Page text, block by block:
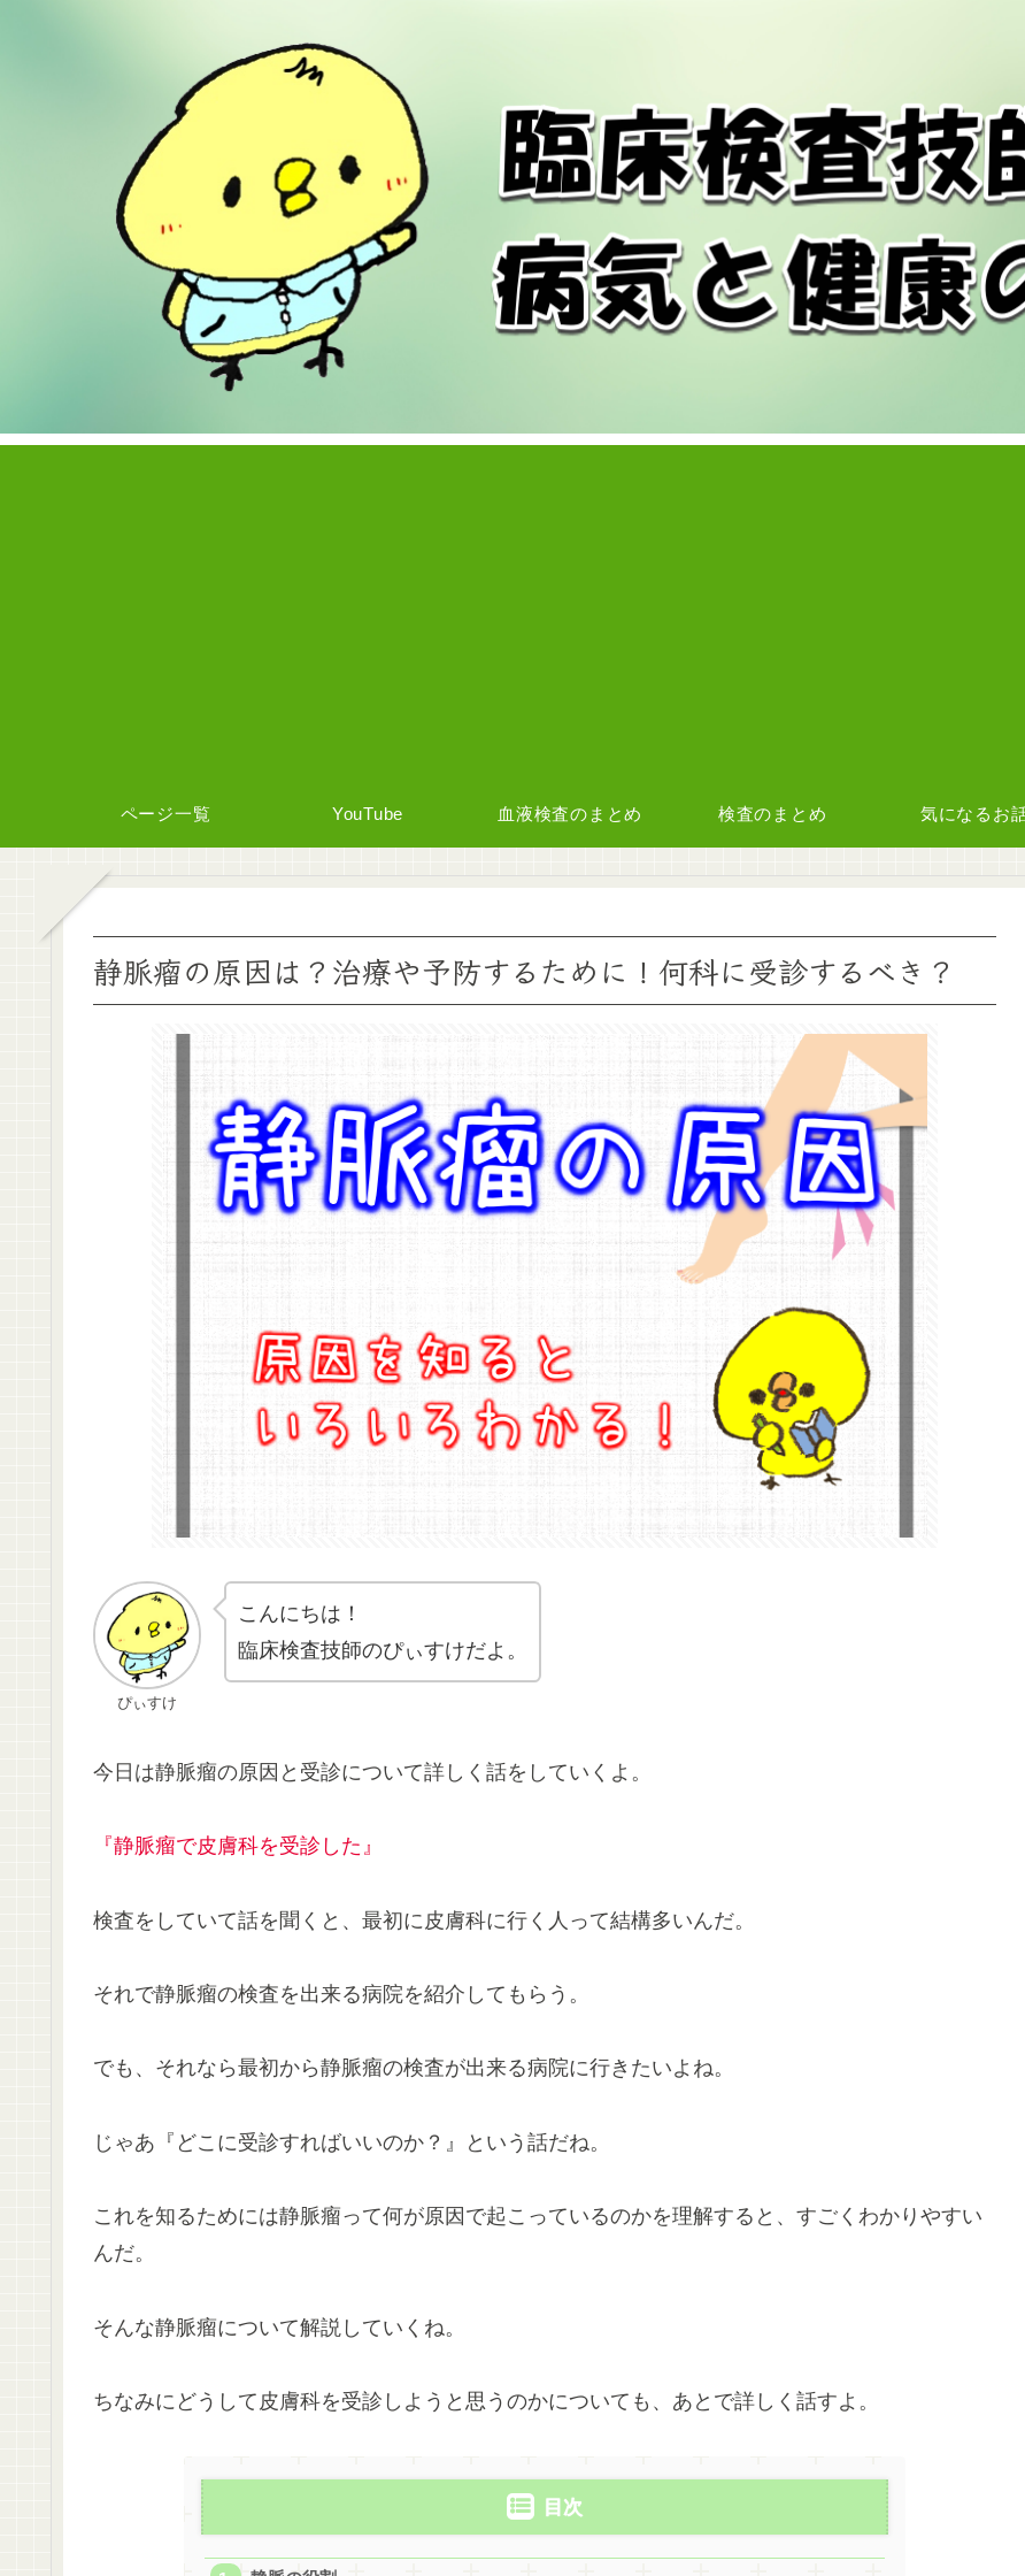
ページ一覧 YouTube 血液検査のまとめ 検査のまとめ 気になるお
静脈瘤の原因は？治療や予防するために！何科に受診するべき？
ぴぃすけ
こんにちは！
臨床検査技師のぴぃすけだよ。
今日は静脈瘤の原因と受診について詳しく話をしていくよ。
『静脈瘤で皮膚科を受診した』
検査をしていて話を聞くと、最初に皮膚科に行く人って結構多いんだ。
それで静脈瘤の検査を出来る病院を紹介してもらう。
でも、それなら最初から静脈瘤の検査が出来る病院に行きたいよね。
じゃあ『どこに受診すればいいのか？』という話だね。
これを知るためには静脈瘤って何が原因で起こっているのかを理解すると、すごくわかりやすい
んだ。
そんな静脈瘤について解説していくね。
ちなみにどうして皮膚科を受診しようと思うのかについても、あとで詳しく話すよ。
目次